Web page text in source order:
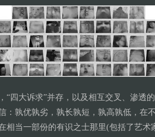
“四大诉求”并存，以及相互交叉、渗透
：孰优孰劣，孰长孰短，孰高孰低，在
相当一部份的有识之士那里(包括了艺术